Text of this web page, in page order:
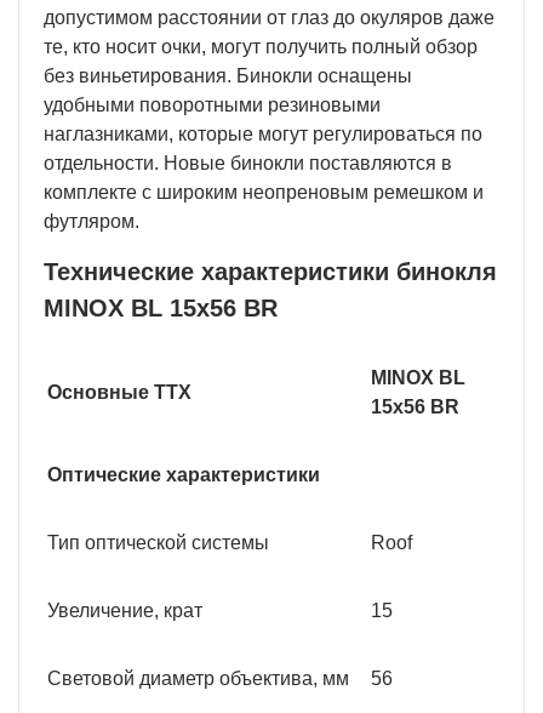
допустимом расстоянии от глаз до окуляров даже
те, кто носит очки, могут получить полный обзор
без виньетирования. Бинокли оснащены
удобными поворотными резиновыми
наглазниками, которые могут регулироваться по
отдельности. Новые бинокли поставляются в
комплекте с широким неопреновым ремешком и
футляром.
Технические характеристики бинокля
MINOX BL 15x56 BR
Основные ТТХ
MINOX BL
15x56 BR
Оптические характеристики
Тип оптической системы Roof
Увеличение, крат 15
Световой диаметр объектива, мм 56